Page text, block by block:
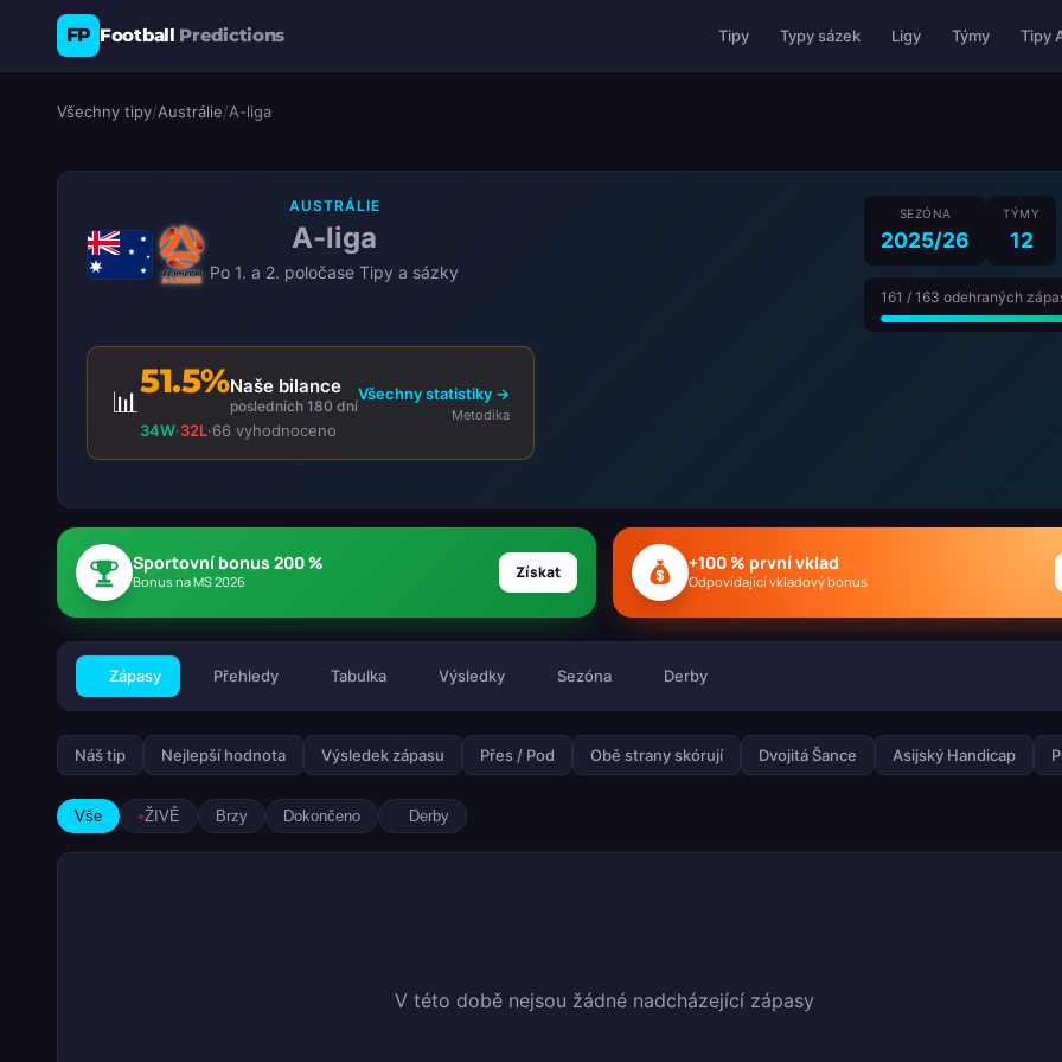
FP Football Predictions Tipy Typy sázek Ligy Týmy Tipy
Všechny tipy/Austrálie/A-liga
AUSTRÁLIE
A-liga
Po 1. a 2. poločase Tipy a sázky
SEZÓNA
2025/26
TÝMY
12
161 / 163 odehraných
📊
51.5%Naše bilance
posledních 180 dní
34W·32L·66 vyhodnoceno
Všechny statistiky →
Metodika
Sportovní bonus 200 %
Bonus na MS 2026 Získat +100 % první vklad
Odpovídající vkladový bonus
Zápasy Přehledy Tabulka Výsledky Sezóna Derby
Náš tip Nejlepší hodnota Výsledek zápasu Přes / Pod Obě strany skórují Dvojitá Šance Asijský Handicap
Vše ŽIVĚ Brzy Dokončeno Derby
V této době nejsou žádné nadcházející zápasy